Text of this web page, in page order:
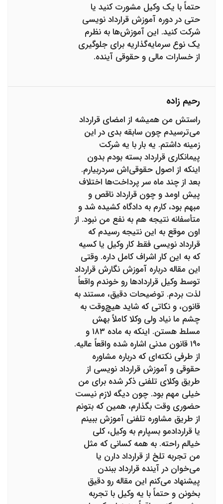
حتماً با یک وکیل مشورت کنید یا
حتی در دوره آموزش قرارداد نویسی
شرکت کنید. این آموزش‌ها به نظرم
یک نوع سرمایه‌گذاریه برای جلوگیری
از خسارات مالی و حقوقی آینده.
رحیم زاده
راستش من همیشه از امضای قرارداد
می‌ترسیدم چون سابقه بدی در این
زمینه داشتم. یه بار با یه شرکت
پیمانکاری قرارداد بسته بودم بدون
اینکه از اصول حقوقی‌اش سردربیارم.
بعد از چند ماه سر پرداخت‌ها اختلاف
پیش اومد و چون قرارداد ناقص و
مبهم بود، کارم به دادگاه کشیده شد و
متأسفانه نتیجه هم به نفع من نبود. از
اون موقع به این نتیجه رسیدم که
قرارداد نویسی فقط کار وکیل یا کسیه
که به این کار اشراف کامل داره. وقتی
این مقاله درباره آموزش نگارش قرارداد
توسط وکیل قراردادها رو خوندم واقعاً
لذت بردم. توضیحات دقیق، مستند به
قانون، و نکاتی که شاید هیچ‌وقت به
چشم ما نیاد ولی وکلا کاملاً بهش
مسلط هستن. اینکه به ماده ۱۸۳ و
۱۹۰ قانون مدنی اشاره شده واقعاً عالیه.
از طرفی نکته‌ای که درباره مشاوره
حقوقی و آموزش قرارداد نویسی از
طریق وکلای تلفنی ذکر شده برای من
خیلی مهم بود. چون دیگه لازم نیست
حضوری وقت بگذارم، همین که بتونم
از طریق مشاوره تلفنی آموزش ببینم
یا قراردادمو بسپارم به وکیل، کلی
خیالم راحته. به همه کسانی که مثل
من تجربه تلخ از قرارداد دارن یا
می‌خوان در آینده قرارداد ببندن
پیشنهاد می‌کنم این مقاله رو دقیق
بخونن و حتماً با یه وکیل با تجربه